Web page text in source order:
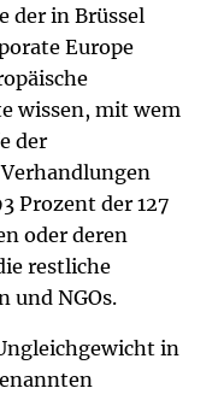
der in Brüssel
Europe
wissen, mit wem
der
Prozent der 127
oder deren
restliche
und NGOs.
in